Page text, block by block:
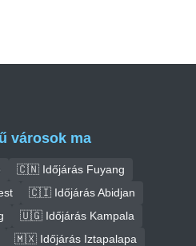
városok ma
🇨🇳 Időjárás Fuyang
🇨🇮 Időjárás Abidjan
🇺🇬 Időjárás Kampala
🇲🇽 Időjárás Iztapalapa